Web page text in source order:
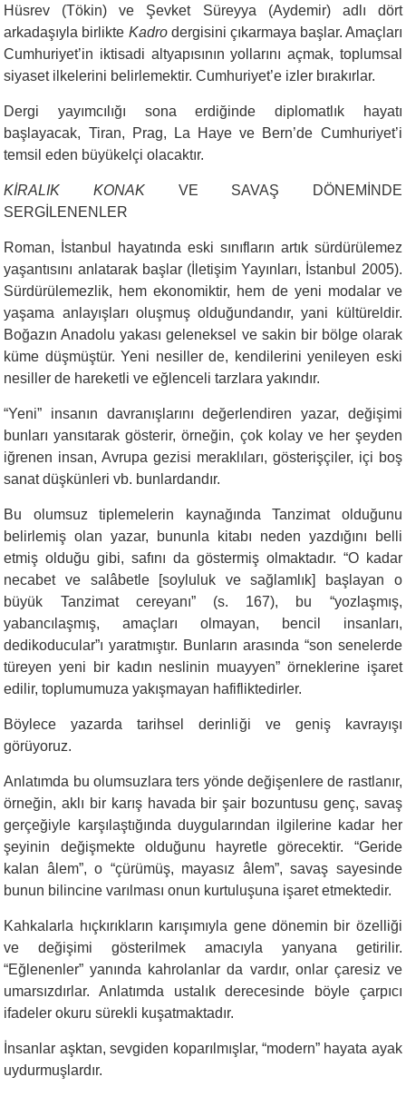
Hüsrev (Tökin) ve Şevket Süreyya (Aydemir) adlı dört
arkadaşıyla birlikte Kadrodergisini çıkarmaya başlar. Amaçları
Cumhuriyet’in iktisadi altyapısının yollarını açmak, toplumsal
siyaset ilkelerini belirlemektir. Cumhuriyet’e izler bırakırlar.
Dergi yayımcılığı sona erdiğinde diplomatlık hayatı
başlayacak, Tiran, Prag, La Haye ve Bern’de Cumhuriyet’i
temsil eden büyükelçi olacaktır.
KİRALIK KONAK VE SAVAŞ DÖNEMİNDE
SERGİLENENLER
Roman, İstanbul hayatında eski sınıfların artık sürdürülemez
yaşantısını anlatarak başlar (İletişim Yayınları, İstanbul 2005).
Sürdürülemezlik, hem ekonomiktir, hem de yeni modalar ve
yaşama anlayışları oluşmuş olduğundandır, yani kültüreldir.
Boğazın Anadolu yakası geleneksel ve sakin bir bölge olarak
küme düşmüştür. Yeni nesiller de, kendilerini yenileyen eski
nesiller de hareketli ve eğlenceli tarzlara yakındır.
“Yeni” insanın davranışlarını değerlendiren yazar, değişimi
bunları yansıtarak gösterir, örneğin, çok kolay ve her şeyden
iğrenen insan, Avrupa gezisi meraklıları, gösterişçiler, içi boş
sanat düşkünleri vb. bunlardandır.
Bu olumsuz tiplemelerin kaynağında Tanzimat olduğunu
belirlemiş olan yazar, bununla kitabı neden yazdığını belli
etmiş olduğu gibi, safını da göstermiş olmaktadır. “O kadar
necabet ve salâbetle [soyluluk ve sağlamlık] başlayan o
büyük Tanzimat cereyanı” (s. 167), bu “yozlaşmış,
yabancılaşmış, amaçları olmayan, bencil insanları,
dedikoducular”ı yaratmıştır. Bunların arasında “son senelerde
türeyen yeni bir kadın neslinin muayyen” örneklerine işaret
edilir, toplumumuza yakışmayan hafifliktedirler.
Böylece yazarda tarihsel derinliği ve geniş kavrayışı
görüyoruz.
Anlatımda bu olumsuzlara ters yönde değişenlere de rastlanır,
örneğin, aklı bir karış havada bir şair bozuntusu genç, savaş
gerçeğiyle karşılaştığında duygularından ilgilerine kadar her
şeyinin değişmekte olduğunu hayretle görecektir. “Geride
kalan âlem”, o “çürümüş, mayasız âlem”, savaş sayesinde
bunun bilincine varılması onun kurtuluşuna işaret etmektedir.
Kahkalarla hıçkırıkların karışımıyla gene dönemin bir özelliği
ve değişimi gösterilmek amacıyla yanyana getirilir.
“Eğlenenler” yanında kahrolanlar da vardır, onlar çaresiz ve
umarsızdırlar. Anlatımda ustalık derecesinde böyle çarpıcı
ifadeler okuru sürekli kuşatmaktadır.
İnsanlar aşktan, sevgiden koparılmışlar, “modern” hayata ayak
uydurmuşlardır.